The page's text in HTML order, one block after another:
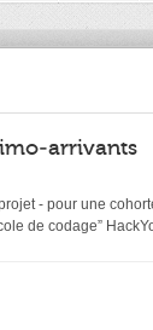
arrivants
- pour une
de codage”